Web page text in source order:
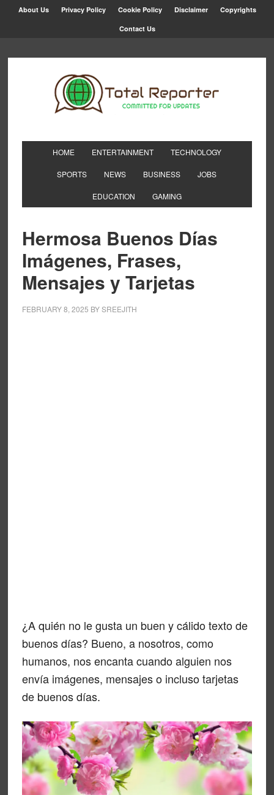
About Us Privacy Policy Cookie Policy Disclaimer Copyrights
Contact Us
HOME ENTERTAINMENT TECHNOLOGY
SPORTS NEWS BUSINESS JOBS
EDUCATION GAMING
Hermosa Buenos Días
Imágenes, Frases,
Mensajes y Tarjetas
FEBRUARY 8, 2025 BYSREEJITH
¿A quién no le gusta un buen y cálido texto de
buenos días? Bueno, a nosotros, como
humanos, nos encanta cuando alguien nos
envía imágenes, mensajes o incluso tarjetas
de buenos días.